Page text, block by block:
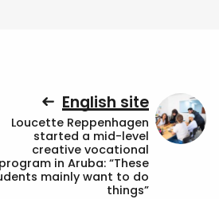
English site
Loucette Reppenhagen
started a mid-level
creative vocational
program in Aruba: “These
mainly want to do
things”